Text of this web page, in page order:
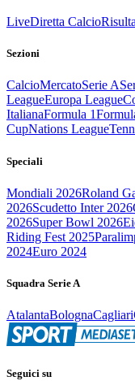
LiveDiretta Calcio
Sezioni
CalcioMercatoSerie A
LeagueEuropa League
ItalianaFormula 1
CupNations League
Speciali
Mondiali 2026Roland
2026Scudetto Inter 2026
2026Super Bowl 2026
Riding Fest 2025
2024Euro 2024
Squadra Serie A
AtalantaBolognaCagliari
Seguici su